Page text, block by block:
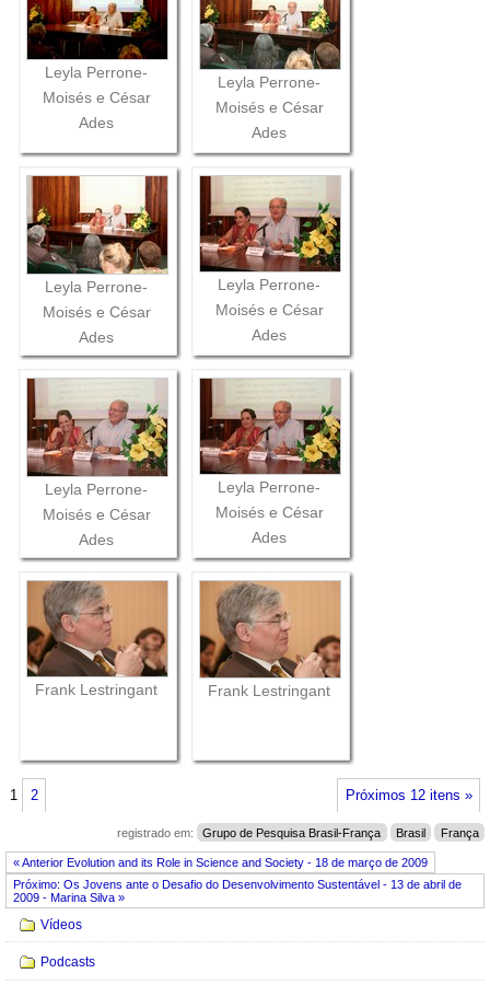
Leyla Perrone-
Moisés e César
Ades
Leyla Perrone-
Moisés e César
Ades
Leyla Perrone-
Moisés e César
Ades
Leyla Perrone-
Moisés e César
Ades
Leyla Perrone-
Moisés e César
Ades
Leyla Perrone-
Moisés e César
Ades
Frank Lestringant Frank Lestringant
Próximos 12 itens »
1 2
registrado em: Grupo de Pesquisa Brasil-França Brasil França
« Anterior Evolution and its Role in Science and Society - 18 de março de 2009
Próximo: Os Jovens ante o Desafio do Desenvolvimento Sustentável - 13 de abril de
2009 - Marina Silva »
Vídeos
Podcasts